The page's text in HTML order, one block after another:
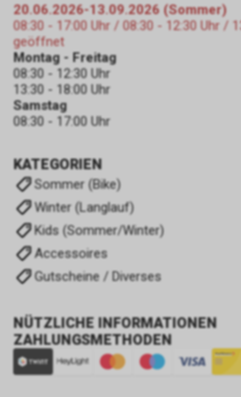
KATEGORIEN
Sommer (Bike)
Winter (Langlauf)
Kids (Sommer/Winter)
Accessoires
Gutscheine / Diverses
NÜTZLICHE INFORMATIONEN
ZAHLUNGSMETHODEN
20.06.2026-13.09.2026 (Sommer)
08:30 - 17:00 Uhr / 08:30 - 12:30 Uhr /
geöffnet
Montag - Freitag
08:30 - 12:30 Uhr
13:30 - 18:00 Uhr
Samstag
08:30 - 17:00 Uhr